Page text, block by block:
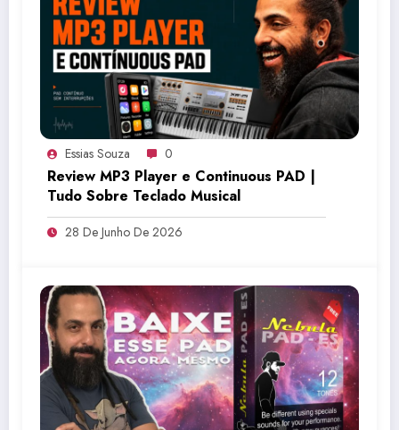
Essias Souza 0
Review MP3 Player e Continuous PAD |
Tudo Sobre Teclado Musical
28 De Junho De 2026